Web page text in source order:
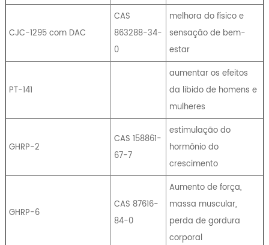
CJC-1295 com DAC
CAS
863288-34-
0
melhora do físico e
sensação de bem-
estar
PT-141
aumentar os efeitos
da libido de homens e
mulheres
GHRP-2
CAS 158861-
67-7
estimulação do
hormônio do
crescimento
GHRP-6
CAS 87616-
84-0
Aumento de força,
massa muscular,
perda de gordura
corporal